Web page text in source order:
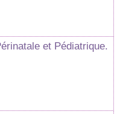
et Pédiatrique.